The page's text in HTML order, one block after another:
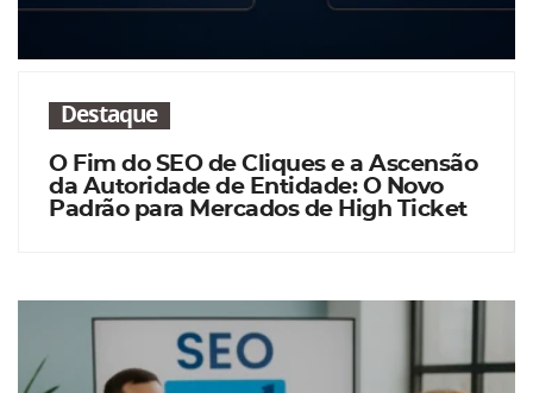
Destaque
O Fim do SEO de Cliques e a Ascensão
da Autoridade de Entidade: O Novo
Padrão para Mercados de High Ticket